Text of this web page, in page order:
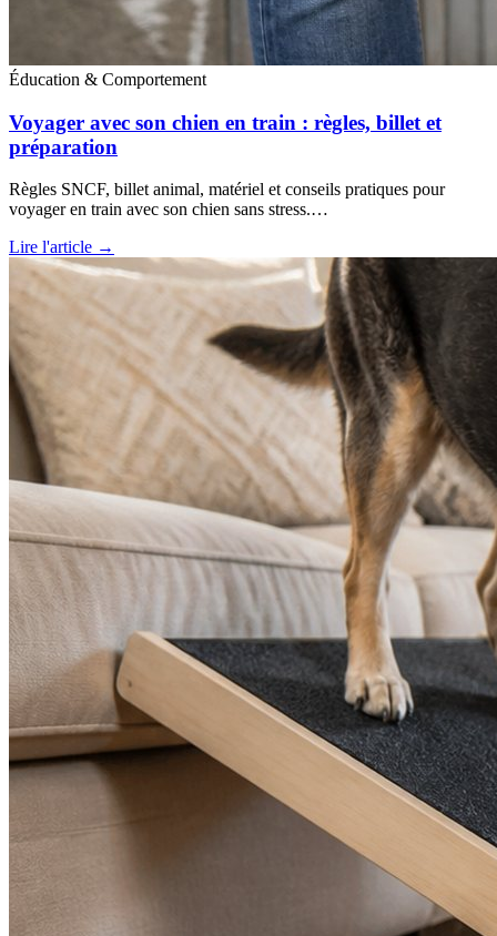
Éducation & Comportement
Voyager avec son chien en train : règles, billet et
préparation
Règles SNCF, billet animal, matériel et conseils pratiques pour
voyager en train avec son chien sans stress.…
Lire l'article →